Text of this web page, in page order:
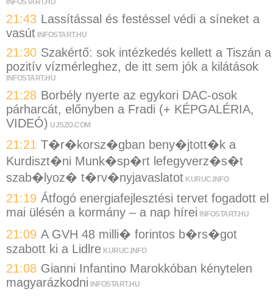
INFOSTART.HU
21:43 Lassítással és festéssel védi a síneket a
vasút INFOSTART.HU
21:30 Szakértő: sok intézkedés kellett a Tiszán a
pozitív vízmérleghez, de itt sem jók a kilátások
INFOSTART.HU
21:28 Borbély nyerte az egykori DAC-osok
párharcát, előnyben a Fradi (+ KÉPGALÉRIA,
VIDEÓ) UJSZO.COM
21:21 T�r�korsz�gban beny�jtott�k a
Kurdiszt�ni Munk�sp�rt lefegyverz�s�t
szab�lyoz� t�rv�nyjavaslatot KURUC.INFO
21:19 Átfogó energiafejlesztési tervet fogadott el
mai ülésén a kormány – a nap hírei
INFOSTART.HU
21:09 A GVH 48 milli� forintos b�rs�got
szabott ki a Lidlre KURUC.INFO
21:08 Gianni Infantino Marokkóban kénytelen
magyarázkodni
INFOSTART.HU